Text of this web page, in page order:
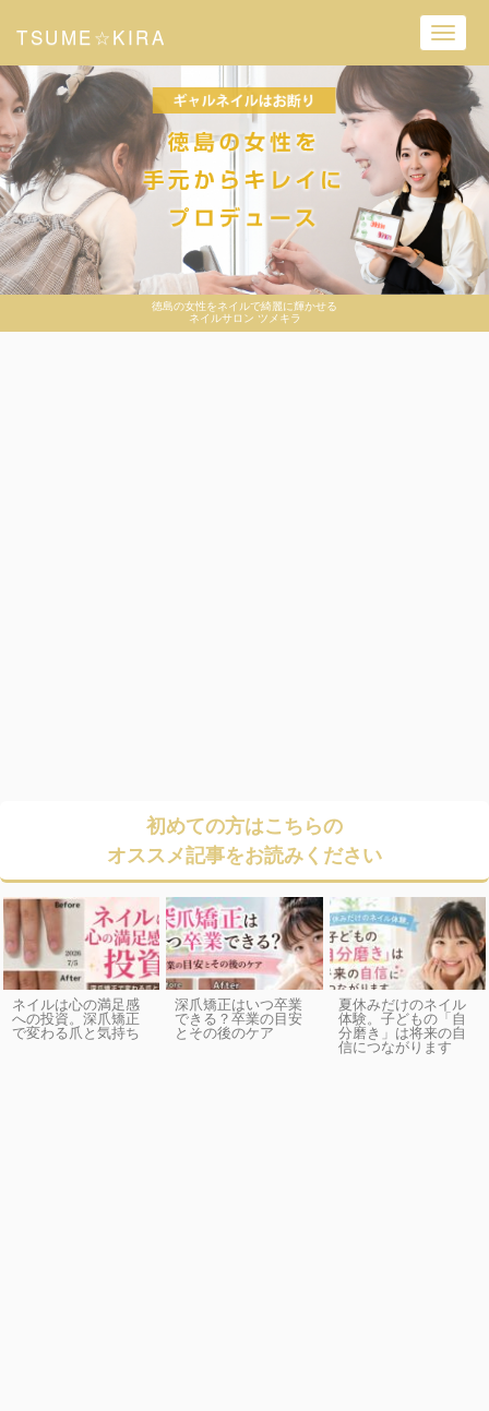
徳島の女性をネイルで綺麗に輝かせる
ネイルサロン ツメキラ
TSUME☆KIRA
初めての方はこちらの
オススメ記事をお読みください
ネイルは心の満足感
への投資。深爪矯正
で変わる爪と気持ち
深爪矯正はいつ卒業
できる？卒業の目安
とその後のケア
夏休みだけのネイル
体験。子どもの「自
分磨き」は将来の自
信につながります